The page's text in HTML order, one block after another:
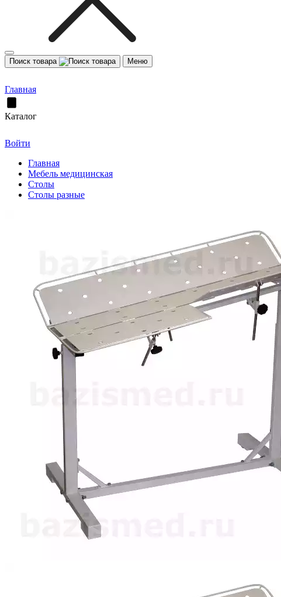
Поиск товара Меню
Главная
Каталог
Войти
Главная
Мебель медицинская
Столы
Столы разные